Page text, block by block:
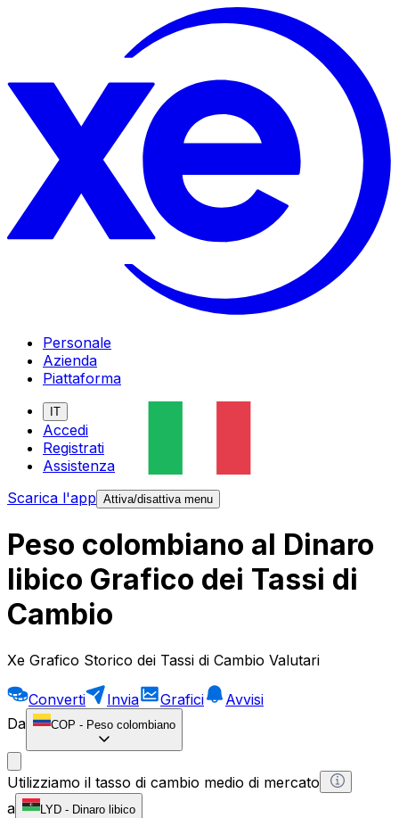
Personale
Azienda
Piattaforma
IT
Accedi
Registrati
Assistenza
Scarica l'app Attiva/disattiva menu
Peso colombiano al Dinaro
libico Grafico dei Tassi di
Cambio
Xe Grafico Storico dei Tassi di Cambio Valutari
Converti Invia Grafici
Avvisi
Da
COP - Peso colombiano
Utilizziamo il tasso di cambio medio di mercato
a
LYD - Dinaro libico